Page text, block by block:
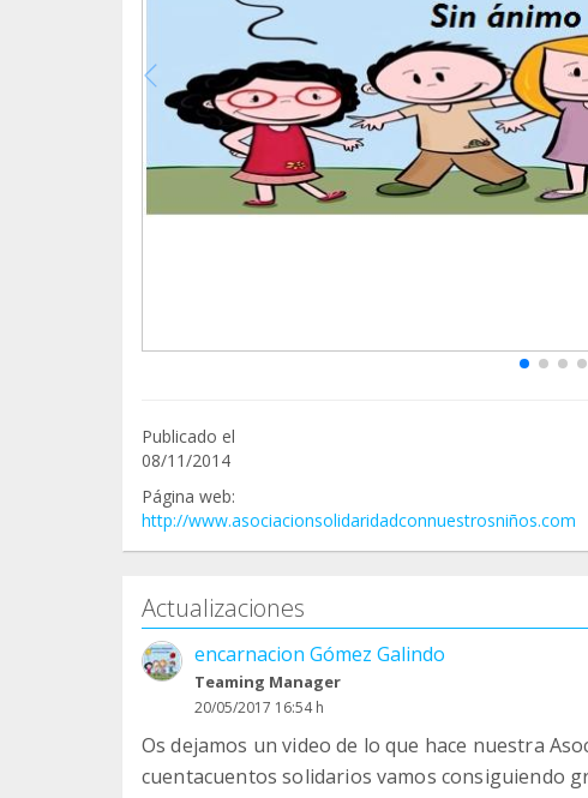
Publicado el
08/11/2014
Página web:
http://www.asociacionsolidaridadconnuestrosniños.com
Actualizaciones
encarnacion Gómez Galindo
Teaming Manager
20/05/2017 16:54 h
Os dejamos un video de lo que hace nuestra
cuentacuentos solidarios vamos consiguiendo